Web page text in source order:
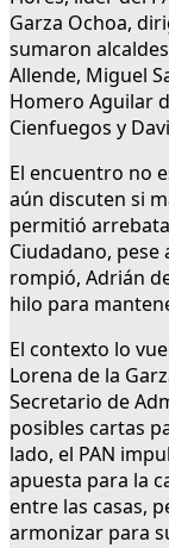
Garza Ochoa,
sumaron
Allende, Miguel
Homero Aguilar
Cienfuegos y
El encuentro no
aún discuten si
permitió
Ciudadano, pese
rompió, Adrián
hilo para
El contexto lo
Lorena de la
Secretario de
posibles cartas
lado, el PAN
apuesta para la
entre las casas,
armonizar para